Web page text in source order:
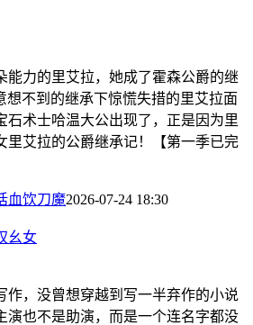
能力的里艾拉，她成了霍森公爵的继
想不到的继承下惊慌失措的里艾拉面
石术士哈温大公出现了，正是因为里
里艾拉的公爵继承记！【第一季已完
血饮刀魔2026-07-24 18:30
幺女
作，没曾想穿越到写一半弃作的小说
演也不是助演，而是一个连名字都没